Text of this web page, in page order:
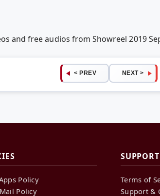
and free audios from Showreel 2019
< PREV NEXT >
Policy
Policy
SUPPORT
Terms of
Support &